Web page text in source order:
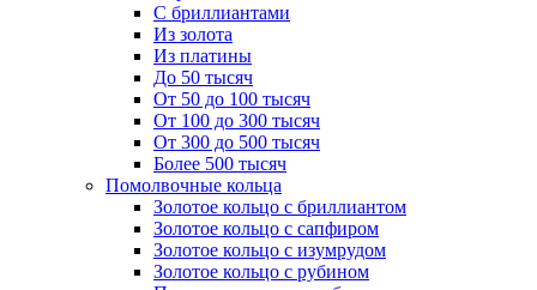
С бриллиантами
Из золота
Из платины
До 50 тысяч
От 50 до 100 тысяч
От 100 до 300 тысяч
От 300 до 500 тысяч
Более 500 тысяч
Помолвочные кольца
Золотое кольцо с бриллиантом
Золотое кольцо с сапфиром
Золотое кольцо с изумрудом
Золотое кольцо с рубином